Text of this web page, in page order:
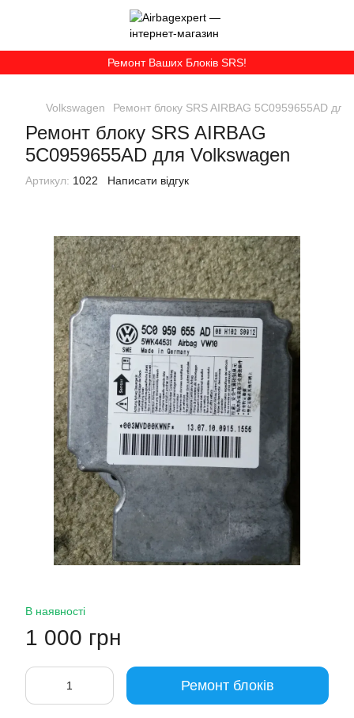
Ремонт Ваших Блоків SRS!
Volkswagen Ремонт блоку SRS AIRBAG 5C0959655AD для
Ремонт блоку SRS AIRBAG
5C0959655AD для Volkswagen
Артикул: 1022 Написати відгук
В наявності
1 000 грн
Ремонт блоків